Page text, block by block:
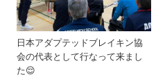
日本アダプテッドブレイキン協
会の代表として行なって来まし
た😌